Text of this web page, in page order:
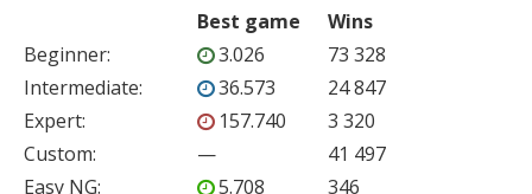
Best game
Wins
Beginner: 3.026
73 328
Intermediate: 36.573
24 847
Expert: 157.740
3 320
Custom: —
41 497
Easy NG: 5.708
346